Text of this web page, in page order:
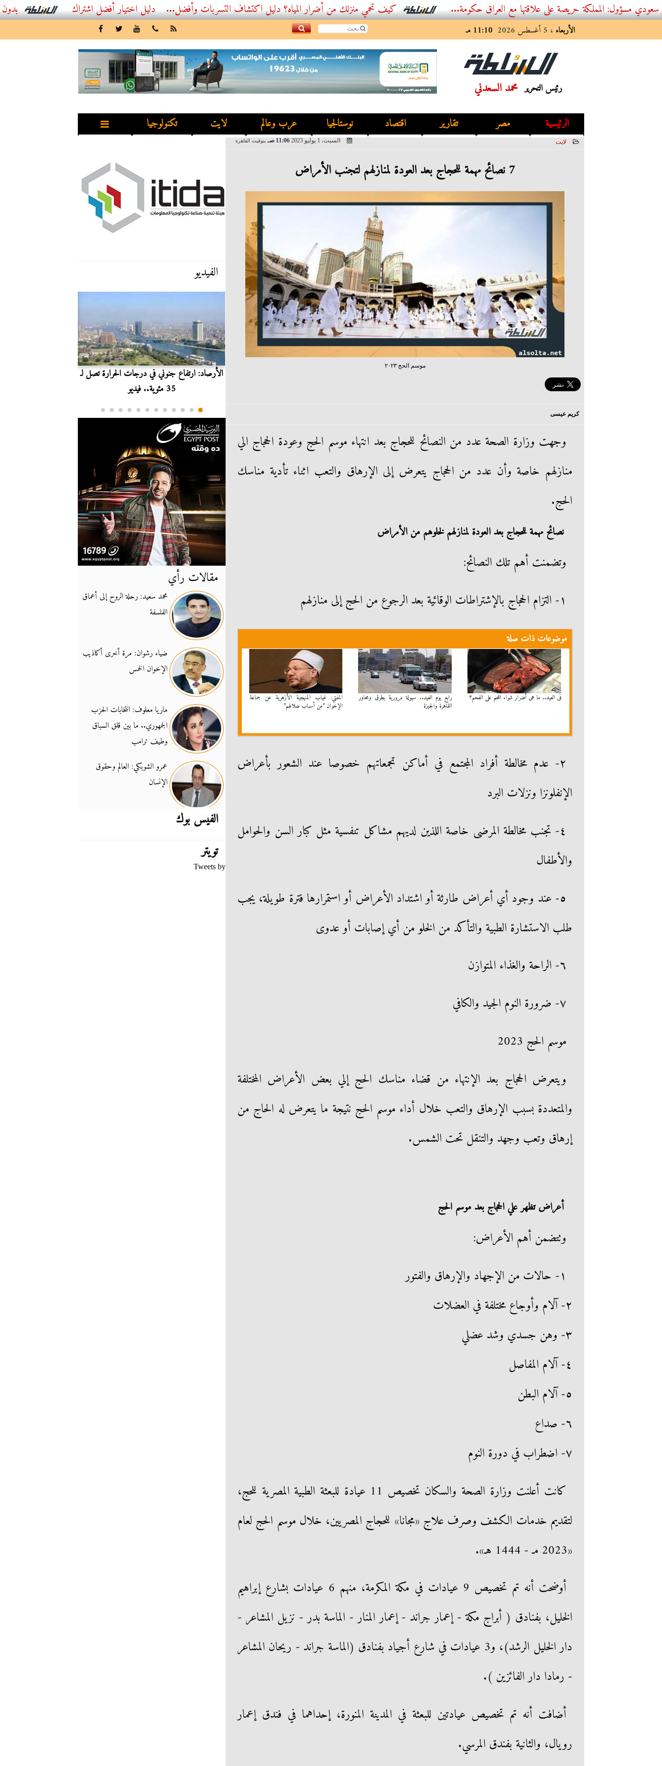
أفضل اشتراك IPTV بدون تقطيع 2026 – دليل المشاهد العصري المملكة حريصة على علاقتها مع العراق حكومة... كيف تحمي منزلك من أضرار المياه؟ دليل اكتشاف التسربات وأفضل...
الأربعاء ، 5 أغسطس 2026 11:10 مـ
رئيس التحرير محمد السعدني
الرئيسية مصر تقارير اقتصاد نوستالجيا عرب وعالم لايت تكنولوجيا
لايت السبت، 1 يوليو 2023 11:06 صـ بتوقيت القاهرة
7 نصائح مهمة للحجاج بعد العودة لمنازلهم لتجنب الأمراض
موسم الحج ٢٠٢٣
كريم عيسى
وجهت وزارة الصحة عدد من النصائح للحجاج بعد انتهاء موسم الحج وعودة الحجاج الي
منازلهم خاصة وأن عدد من الحجاج يتعرض إلى الإرهاق والتعب اثناء تأدية مناسك
الحج.
نصائح مهمة للحجاج بعد العودة لمنازلهم لخلوهم من الأمراض
وتضمنت أهم تلك النصائح:
١- التزام الحجاج بالإشتراطات الوقائية بعد الرجوع من الحج إلى منازلهم
موضوعات ذات صلة
فى العيد.. ما هى أضرار شواء اللحم على الفحم؟
رابع يوم العيد.. سيولة مرورية بطرق ومحاور
القاهرة والجيزة
المفتي: غياب المنهجية الأزهرية عن جماعة
الإخوان ”من أسباب ضلالهم”
٢- عدم مخالطة أفراد المجتمع في أماكن تجمعاتهم خصوصا عند الشعور بأعراض
الإنفلونزا ونزلات البرد
٤- تجنب مخالطة المرضى خاصة اللذين لديهم مشاكل تنفسية مثل كبار السن والحوامل
والأطفال
٥- عند وجود أي أعراض طارئة أو اشتداد الأعراض أو استمرارها فترة طويلة، يجب
طلب الاستشارة الطبية والتأكد من الخلو من أي إصابات أو عدوى
٦- الراحة والغذاء المتوازن
٧- ضرورة النوم الجيد والكافي
موسم الحج 2023
ويتعرض الحجاج بعد الإنتهاء من قضاء مناسك الحج إلي بعض الأعراض المختلفة
والمتعددة بسبب الإرهاق والتعب خلال أداء موسم الحج نتيجة ما يتعرض له الحاج من
إرهاق وتعب وجهد والتنقل تحت الشمس.
أعراض تظهر علي الحجاج بعد موسم الحج
وتتضمن أهم الأعراض:
١- حالات من الإجهاد والإرهاق والفتور
٢- آلام وأوجاع مختلفة في العضلات
٣- وهن جسدي وشد عضلي
٤- آلام المفاصل
٥- آلام البطن
٦- صداع
٧- اضطراب في دورة النوم
كانت أعلنت وزارة الصحة والسكان تخصيص 11 عيادة للبعثة الطبية المصرية للحج،
لتقديم خدمات الكشف وصرف علاج «مجانا» للحجاج المصريين، خلال موسم الحج لعام
«2023 مـ - 1444 هـ».
أوضحت أنه تم تخصيص 9 عيادات في مكة المكرمة، منهم 6 عيادات بشارع إبراهيم
الخليل، بفنادق ( أبراج مكة - إعمار جراند - إعمار المنار - الماسة بدر - نزيل المشاعر -
دار الخليل الرشد)، و3 عيادات في شارع أجياد بفنادق (الماسة جراند - ريحان المشاعر
- رمادا دار الفائزين ).
أضافت أنه تم تخصيص عيادتين للبعثة في المدينة المنورة، إحداهما في فندق إعمار
رويال، والثانية بفندق المرسي.
الفيديو
الأرصاد: ارتفاع جنوني في درجات الحرارة تصل لـ
35 مئوية.. فيديو
مقالات رأي
محمد سعيد: رحلة الروح إلى أعماق
الفلسفة
ضياء رشوان: مرة أخرى أكاذيب
الإخوان الخمس
ماريا معلوف: انتخابات الحزب
الجمهوري.. ما بين قلق السباق
وطيف ترامب
عمرو الشوبكي: العالم وحقوق
الإنسان
الفيس بوك
تويتر
Tweets by